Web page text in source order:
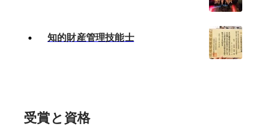
知的財産管理技能士
受賞と資格